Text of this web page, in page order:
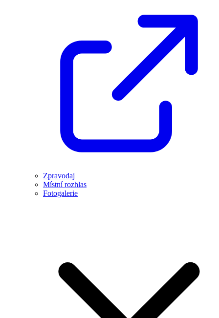
Zpravodaj
Místní rozhlas
Fotogalerie